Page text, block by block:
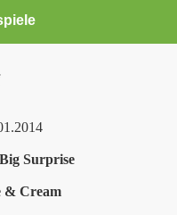
Surprise
& Cream